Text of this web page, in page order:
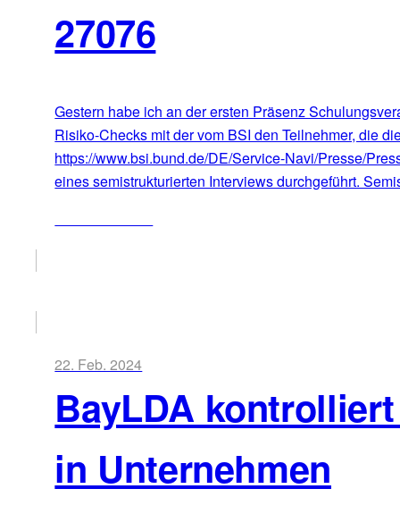
27076
Gestern habe ich an der ersten Präsenz
Risiko-Checks mit der vom BSI den Teilnehmer, die
https://www.bsi.bund.de/DE/Service-Navi/Presse/
eines semistrukturierten Interviews durchgeführt.
22. Feb. 2024
BayLDA
in Unternehmen